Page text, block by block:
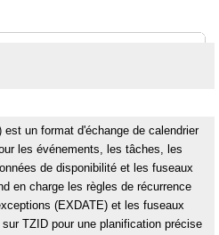
est un format d'échange de calendrier
les événements, les tâches, les
de disponibilité et les fuseaux
en charge les règles de récurrence
(EXDATE) et les fuseaux
sur TZID pour une planification précise